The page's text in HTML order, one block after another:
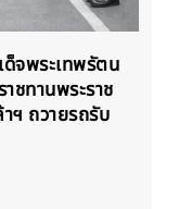
ด็จพระเทพรัตน
ชทานพระราช
ฯ ถวายรถรับ